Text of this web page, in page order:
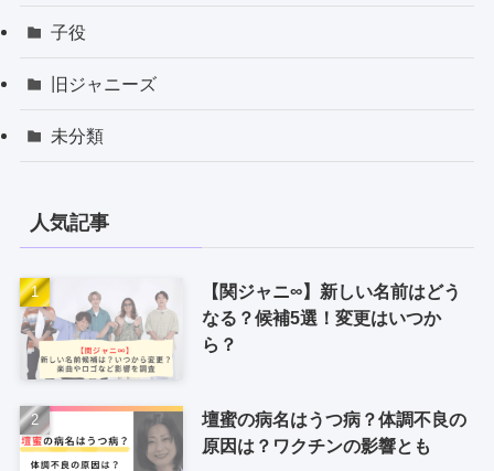
子役
旧ジャニーズ
未分類
人気記事
【関ジャニ∞】新しい名前はどう
なる？候補5選！変更はいつか
ら？
壇蜜の病名はうつ病？体調不良の
原因は？ワクチンの影響とも